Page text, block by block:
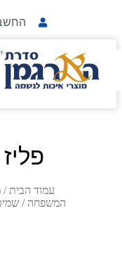
עמוד הבית /
המשפחה /